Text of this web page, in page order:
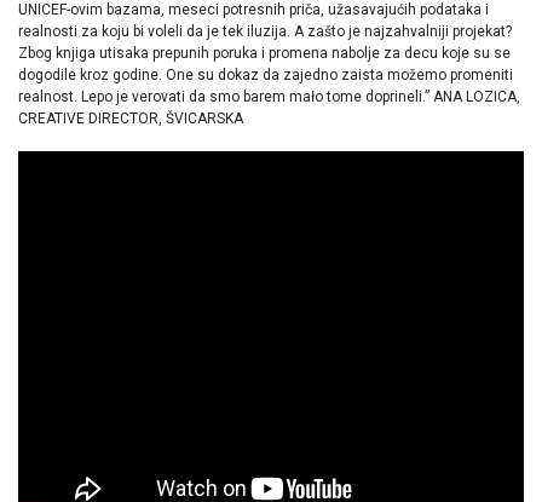
UNICEF-ovim bazama, meseci potresnih priča, užasavajućih podataka i
realnosti za koju bi voleli da je tek iluzija. A zašto je najzahvalniji projekat?
Zbog knjiga utisaka prepunih poruka i promena nabolje za decu koje su se
dogodile kroz godine. One su dokaz da zajedno zaista možemo promeniti
realnost. Lepo je verovati da smo barem mało tome doprineli.” ANA LOZICA,
CREATIVE DIRECTOR, ŠVICARSKA